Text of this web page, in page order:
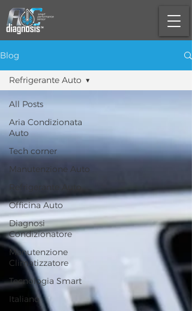
Blog
All Posts
Aria Condizionata
Auto
Tech corner
Manutenzione Auto
Refrigerante Auto
Officina Auto
Diagnosi
Condizionatore
Manutenzione
Climatizzatore
Tecnologia Smart
Italiano
Refrigerante Auto